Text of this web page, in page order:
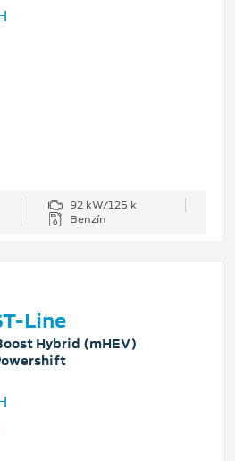
92 kW/125 k
Benzín
Line
Hybrid (mHEV)